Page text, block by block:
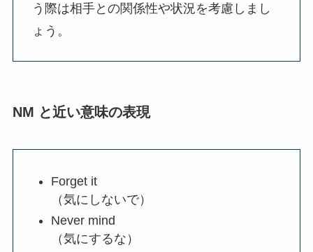
う際は相手との関係性や状況を考慮しまし
ょう。
NM と近い意味の表現
Forget it
（気にしないで）
Never mind
（気にするな）